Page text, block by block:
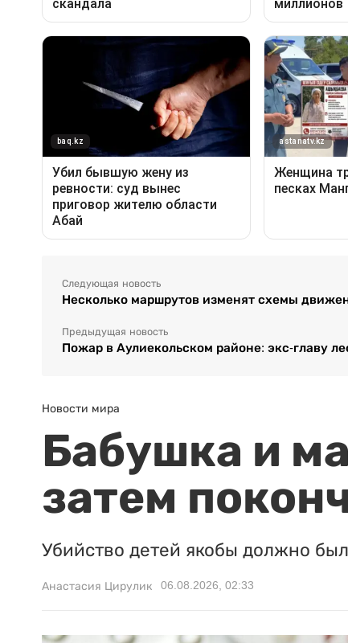
Следующая новость
Несколько маршрутов изменят схемы
Предыдущая новость
Пожар в Аулиекольском районе: экс-главу
Новости мира
Бабушка и
затем
Убийство детей якобы должно
Анастасия Цирулик 06.08.2026, 02:33